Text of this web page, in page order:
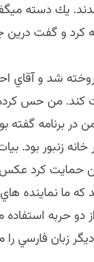
يك دسته
كرد و گفت درين
شد و آقاي
من حس كرده
برنامه گفته
زنبور بود.
حمايت كرد عكس
كه ما نماينده
دو حربه
زبان فارسي